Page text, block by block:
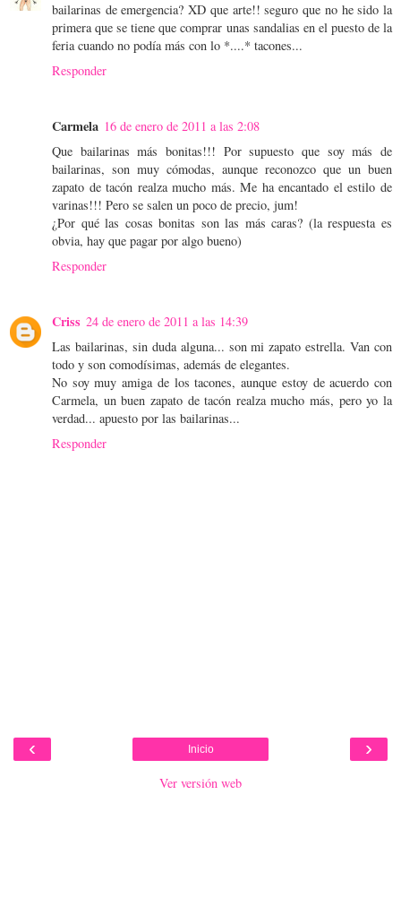
bailarinas de emergencia? XD que arte!! seguro que no he sido la
primera que se tiene que comprar unas sandalias en el puesto de la
feria cuando no podía más con lo *....* tacones...
Responder
Carmela 16 de enero de 2011 a las 2:08
Que bailarinas más bonitas!!! Por supuesto que soy más de
bailarinas, son muy cómodas, aunque reconozco que un buen
zapato de tacón realza mucho más. Me ha encantado el estilo de
varinas!!! Pero se salen un poco de precio, jum!
¿Por qué las cosas bonitas son las más caras? (la respuesta es
obvia, hay que pagar por algo bueno)
Responder
Criss 24 de enero de 2011 a las 14:39
Las bailarinas, sin duda alguna... son mi zapato estrella. Van con
todo y son comodísimas, además de elegantes.
No soy muy amiga de los tacones, aunque estoy de acuerdo con
Carmela, un buen zapato de tacón realza mucho más, pero yo la
verdad... apuesto por las bailarinas...
Responder
‹ ›
Inicio
Ver versión web